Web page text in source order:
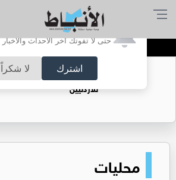
أترغب في تفعيل
حتى لا تفوتك آخر الأحداث والأخبار
اشترك لا شكراً
الضحك وقت
حقل الريشة حين يتحول
للأردنيين
محليات